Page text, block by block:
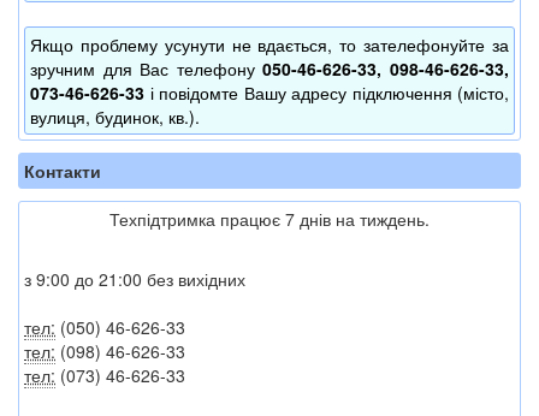
Якщо проблему усунути не вдається, то зателефонуйте за
зручним для Вас телефону050-46-626-33, 098-46-626-33,
073-46-626-33 і повідомте Вашу адресу підключення (місто,
вулиця, будинок, кв.).
Контакти
Техпідтримка працює 7 днів на тиждень.
з 9:00 до 21:00 без вихідних
тел: (050) 46-626-33
тел: (098) 46-626-33
тел: (073) 46-626-33